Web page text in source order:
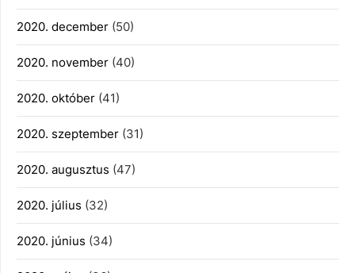
2020. december (50)
2020. november (40)
2020. október (41)
2020. szeptember (31)
2020. augusztus (47)
2020. július (32)
2020. június (34)